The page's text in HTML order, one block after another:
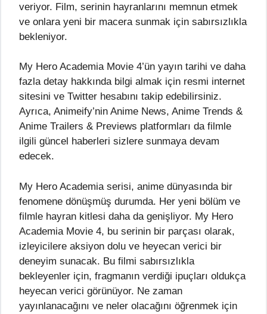
veriyor. Film, serinin hayranlarını memnun etmek
ve onlara yeni bir macera sunmak için sabırsızlıkla
bekleniyor.
My Hero Academia Movie 4’ün yayın tarihi ve daha
fazla detay hakkında bilgi almak için resmi internet
sitesini ve Twitter hesabını takip edebilirsiniz.
Ayrıca, Animeify’nin Anime News, Anime Trends &
Anime Trailers & Previews platformları da filmle
ilgili güncel haberleri sizlere sunmaya devam
edecek.
My Hero Academia serisi, anime dünyasında bir
fenomene dönüşmüş durumda. Her yeni bölüm ve
filmle hayran kitlesi daha da genişliyor. My Hero
Academia Movie 4, bu serinin bir parçası olarak,
izleyicilere aksiyon dolu ve heyecan verici bir
deneyim sunacak. Bu filmi sabırsızlıkla
bekleyenler için, fragmanın verdiği ipuçları oldukça
heyecan verici görünüyor. Ne zaman
yayınlanacağını ve neler olacağını öğrenmek için